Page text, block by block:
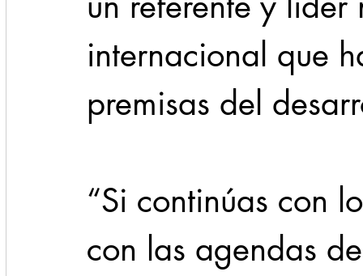
internacional que
premisas del
“Si continúas con
con las agendas